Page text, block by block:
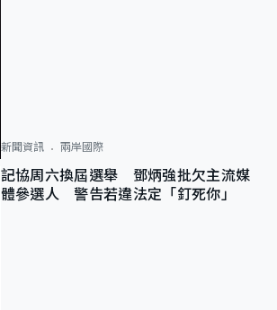
新聞資訊 兩岸國際
記協周六換屆選舉 鄧炳強批欠主流媒
體參選人 警告若違法定「釘死你」